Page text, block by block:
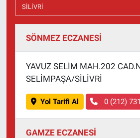
SÖNMEZ ECZANESİ
YAVUZ SELİM MAH.202
SELİMPAŞA/SİLİVRİ
Yol Tarifi Al 0 (212)
GAMZE ECZANESİ